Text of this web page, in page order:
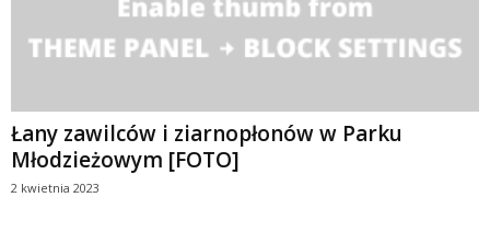
Łany zawilców i ziarnopłonów w Parku
Młodzieżowym [FOTO]
2 kwietnia 2023